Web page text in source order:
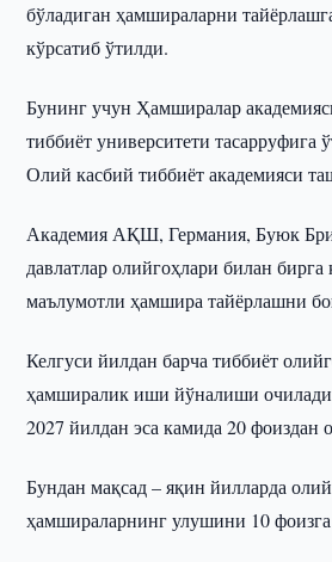
бўладиган ҳамшираларни
кўрсатиб ўтилди.
Бунинг учун Ҳамширалар
тиббиёт университети тасарруфига
Олий касбий тиббиёт академияси
Академия АҚШ, Германия, Буюк
давлатлар олийгоҳлари билан
маълумотли ҳамшира тайёрлашни
Келгуси йилдан барча тиббиёт
ҳамширалик иши йўналиши очилади
2027 йилдан эса камида 20 фоиздан
Бундан мақсад – яқин йилларда
ҳамшираларнинг улушини 10